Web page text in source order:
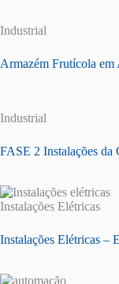
Industrial
Armazém Frutícola em
Industrial
FASE 2 Instalações da
Instalações Elétricas
Instalações Elétricas –